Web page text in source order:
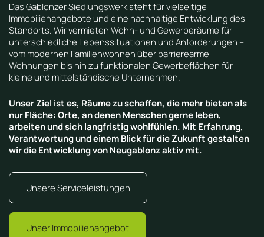
Das Gablonzer Siedlungswerk steht für vielseitige
Immobilienangebote und eine nachhaltige Entwicklung des
Standorts. Wir vermieten Wohn- und Gewerberäume für
unterschiedliche Lebenssituationen und Anforderungen –
vom modernen Familienwohnen über barrierearme
Wohnungen bis hin zu funktionalen Gewerbeflächen für
kleine und mittelständische Unternehmen.
Unser Ziel ist es, Räume zu schaffen, die mehr bieten als
nur Fläche: Orte, an denen Menschen gerne leben,
arbeiten und sich langfristig wohlfühlen. Mit Erfahrung,
Verantwortung und einem Blick für die Zukunft gestalten
wir die Entwicklung von Neugablonz aktiv mit.
Unsere Serviceleistungen
Unser Immobilienangebot